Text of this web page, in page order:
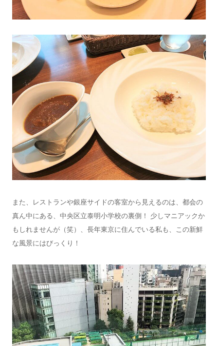
また、レストランや銀座サイドの客室から見えるのは、都会の
真ん中にある、中央区立泰明小学校の裏側！ 少しマニアックか
もしれませんが（笑）、長年東京に住んでいる私も、この新鮮
な風景にはびっくり！